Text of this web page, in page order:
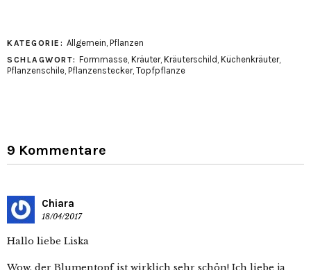
KATEGORIE: Allgemein, Pflanzen
SCHLAGWORT: Formmasse, Kräuter, Kräuterschild , Küchenkräuter,
Pflanzenschile, Pflanzenstecker, Topfpflanze
9 Kommentare
Chiara
18/04/2017
Hallo liebe Liska